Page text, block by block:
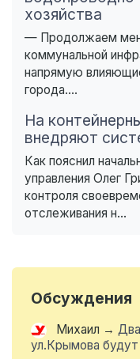
хозяйства
— Продолжаем
коммунальной
напрямую
города....
На
внедряют
Как пояснил
управления Олег
контроля
отслеживания н...
Обсуждения
Михаил →
ул.Крымова